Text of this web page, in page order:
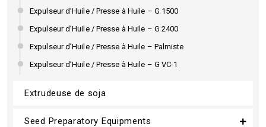
Expulseur d’Huile / Presse à Huile – G 1500
Expulseur d’Huile / Presse à Huile – G 2400
Expulseur d’Huile / Presse à Huile – Palmiste
Expulseur d’Huile / Presse à Huile – G VC-1
Extrudeuse de soja
Seed Preparatory Equipments